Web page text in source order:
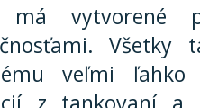
má vytvorené
Všetky
veľmi
z tankovaní a